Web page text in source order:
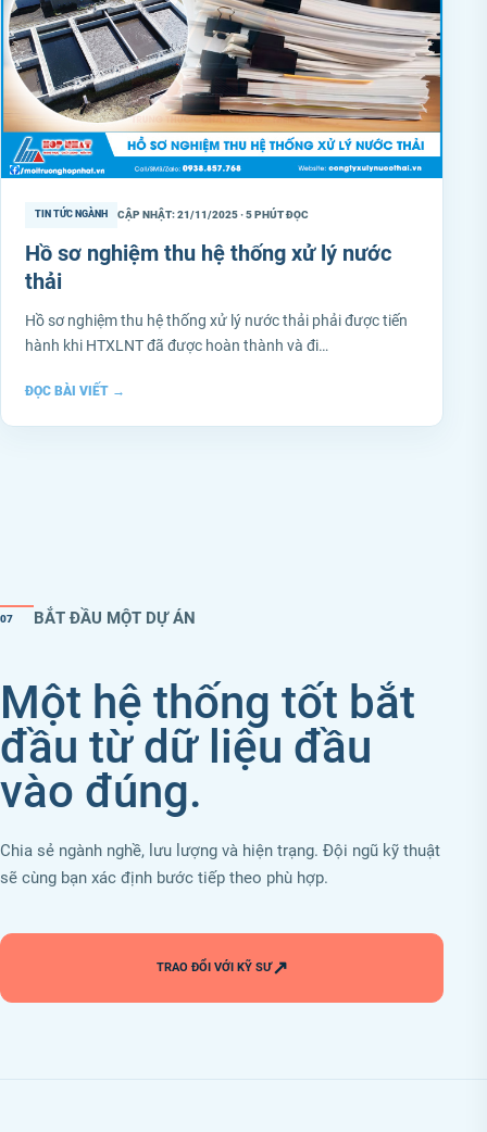
TIN TỨC NGÀNH CẬP NHẬT: 21/11/2025 · 5 PHÚT ĐỌC
Hồ sơ nghiệm thu hệ thống xử lý nước
thải
Hồ sơ nghiệm thu hệ thống xử lý nước thải phải được tiến
hành khi HTXLNT đã được hoàn thành và đi…
ĐỌC BÀI VIẾT →
07 BẮT ĐẦU MỘT DỰ ÁN
Một hệ thống tốt bắt
đầu từ dữ liệu đầu
vào đúng.
Chia sẻ ngành nghề, lưu lượng và hiện trạng. Đội ngũ kỹ thuật
sẽ cùng bạn xác định bước tiếp theo phù hợp.
TRAO ĐỔI VỚI KỸ SƯ↗